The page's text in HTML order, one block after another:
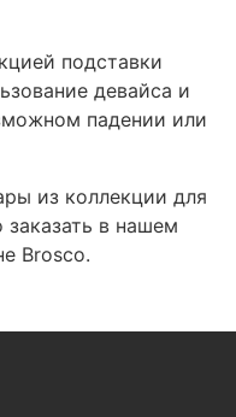
подставки
девайса и
падении или
из коллекции для
в нашем
Brosco.